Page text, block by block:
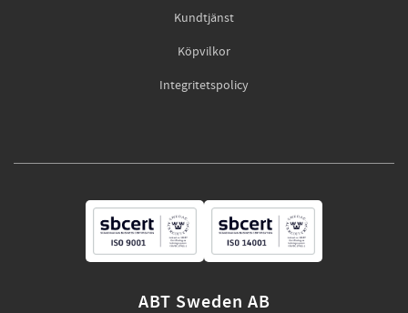
Kundtjänst
Köpvilkor
Integritetspolicy
ABT Sweden AB